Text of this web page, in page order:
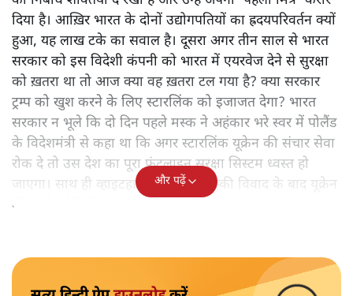
दिया है। आख़िर भारत के दोनों उद्योगपतियों का ह्रदयपरिवर्तन क्यों
हुआ, यह लाख टके का सवाल है। दूसरा अगर तीन साल से भारत
सरकार को इस विदेशी कंपनी को भारत में एयरवेज देने से सुरक्षा
को ख़तरा था तो आज क्या वह ख़तरा टल गया है? क्या सरकार
ट्रम्प को खुश करने के लिए स्टारलिंक को इजाजत देगा? भारत
सरकार न भूले कि दो दिन पहले मस्क ने अहंकार भरे स्वर में पोलैंड
के विदेशमंत्री से कहा था कि अगर स्टारलिंक यूक्रेन की संचार सेवा
रोक दे तो उस देश का पूरा फ्रंटलाइन सुरक्षा सिस्टम ध्वस्त हो
जाएगा। साथ ही व्हाइटहाउस में ट्रम्प-जेलेंस्की विवाद के बाद यूक्रेन
की सभी इंटेलिजेंस शेयरिंग रोक दी गयी थी।
और पढ़ें